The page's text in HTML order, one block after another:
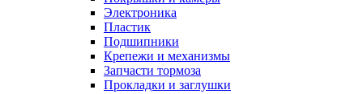
Электроника
Пластик
Подшипники
Крепежи и механизмы
Запчасти тормоза
Прокладки и заглушки